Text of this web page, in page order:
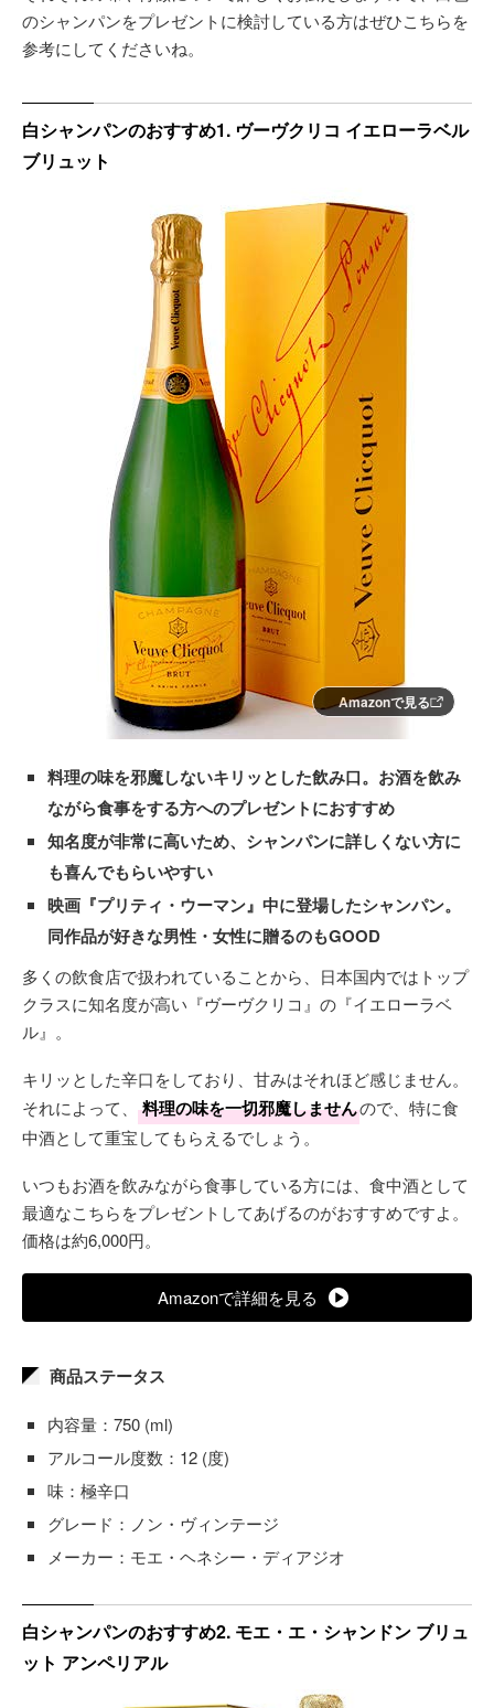
のシャンパンをプレゼントに検討している方はぜひこちらを
参考にしてくださいね。
白シャンパンのおすすめ1. ヴーヴクリコ イエローラベル
ブリュット
Amazonで見る
料理の味を邪魔しないキリッとした飲み口。お酒を飲み
ながら食事をする方へのプレゼントにおすすめ
知名度が非常に高いため、シャンパンに詳しくない方に
も喜んでもらいやすい
映画『プリティ・ウーマン』中に登場したシャンパン。
同作品が好きな男性・女性に贈るのもGOOD
多くの飲食店で扱われていることから、日本国内ではトップ
クラスに知名度が高い『ヴーヴクリコ』の『イエローラベ
ル』。
キリッとした辛口をしており、甘みはそれほど感じません。
それによって、
料理の味を一切邪魔しませんので、特に食
中酒として重宝してもらえるでしょう。
いつもお酒を飲みながら食事している方には、食中酒として
最適なこちらをプレゼントしてあげるのがおすすめですよ。
価格は約6,000円。
Amazonで詳細を見る
商品ステータス
内容量：750 (ml)
アルコール度数：12 (度)
味：極辛口
グレード：ノン・ヴィンテージ
メーカー：モエ・ヘネシー・ディアジオ
白シャンパンのおすすめ2. モエ・エ・シャンドン ブリュ
ット アンペリアル